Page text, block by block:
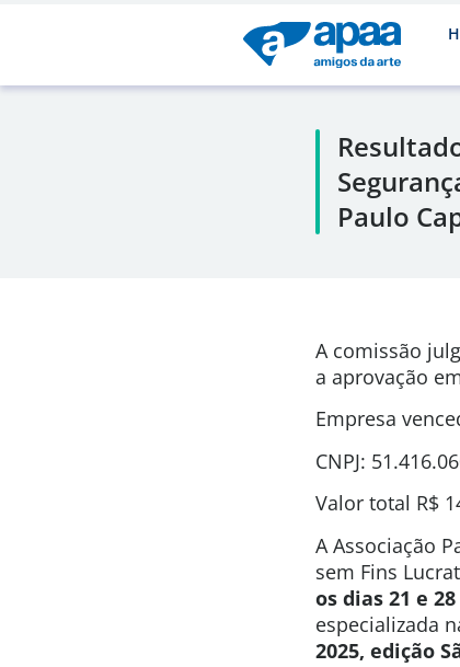
Paulo
A comissão
a aprovação
Empresa
CNPJ:
Valor total R$
A Associação
sem Fins
os dias 21 e
especializada
2025, edição